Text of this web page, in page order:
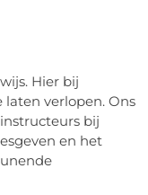
Hier bij
verlopen. Ons
bij
en het